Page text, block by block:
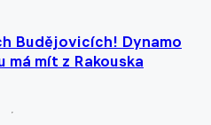
Budějovicích! Dynamo
mít z Rakouska